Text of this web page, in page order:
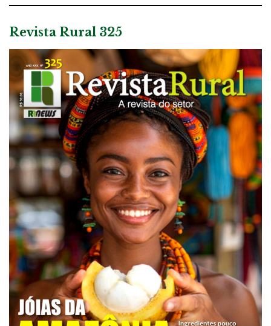
Revista Rural 325